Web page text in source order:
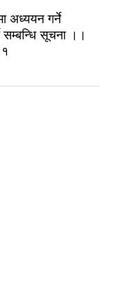
अध्ययन गर्ने
सम्बन्धि सूचना ।।